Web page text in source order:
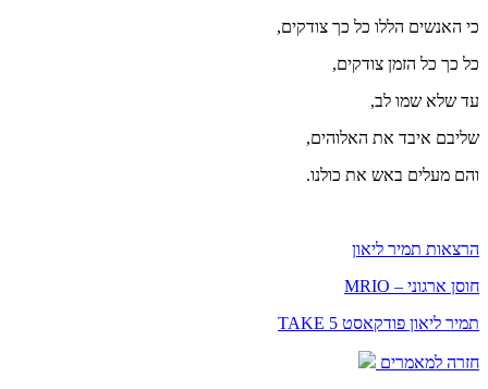
כי האנשים הללו כל כך צודקים,
כל כך כל הזמן צודקים,
עד שלא שמו לב,
שליבם איבד את האלוהים,
והם מעלים באש את כולנו.
הרצאות תמיר ליאון
חוסן ארגוני – MRIO
תמיר ליאון פודקאסט TAKE 5
חזרה למאמרים